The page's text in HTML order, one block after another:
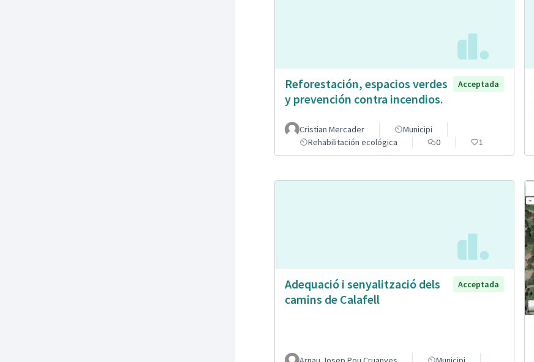
Reforestación, espacios verdes
y prevención contra incendios.
Acceptada
Cristian Mercader
Municipi
Rehabilitación ecológica
0 1
Adequació i senyalització dels
camins de Calafell
Acceptada